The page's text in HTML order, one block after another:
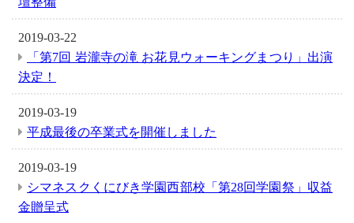
2019-03-22
「第7回 岩瀧寺の滝 お花見ウォーキングまつり」出演
決定！
2019-03-19
平成最後の卒業式を開催しました
2019-03-19
シマネスクくにびき学園西部校「第28回学園祭」収益
金贈呈式